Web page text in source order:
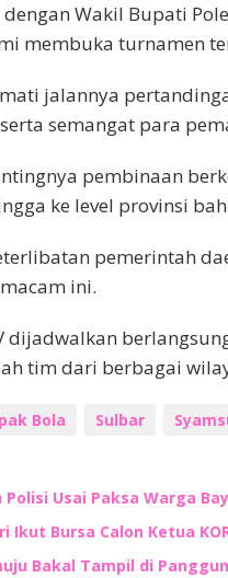
Wakil Bupati
membuka turnamen
jalannya
semangat para
pembinaan
ke level provinsi
pemerintah
ini.
dijadwalkan
tim dari berbagai
Bola Sulbar
Usai Paksa Warga
Ikut Bursa Calon Ketua
Bakal Tampil di